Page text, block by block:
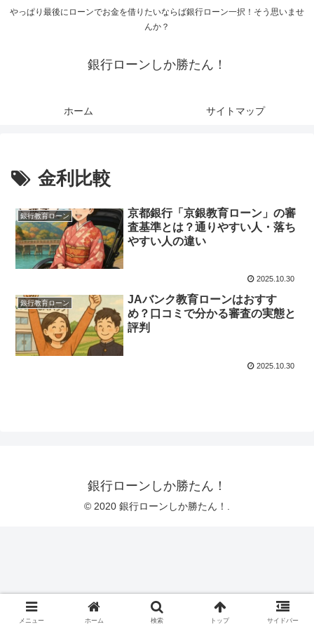
やっぱり最後にローンでお金を借りたいならば銀行ローン一択！そう思いませ
んか？
銀行ローンしか勝たん！
ホーム サイトマップ
金利比較
銀行教育ローン
京都銀行「京銀教育ローン」の審
査基準とは？通りやすい人・落ち
やすい人の違い
2025.10.30
銀行教育ローン
JAバンク教育ローンはおすす
め？口コミで分かる審査の実態と
評判
2025.10.30
銀行ローンしか勝たん！
© 2020 銀行ローンしか勝たん！.
メニュー ホーム 検索 トップ サイドバー